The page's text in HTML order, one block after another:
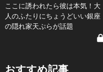
ここに誘われたら彼は本気！大
人のふたりにちょうどいい銀座
の隠れ家天ぷらが話題
おすすめ記事